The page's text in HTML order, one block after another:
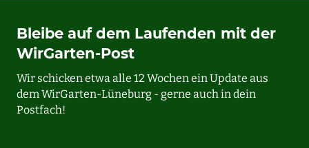
Bleibe auf dem Laufenden mit der
WirGarten-Post
Wir schicken etwa alle 12 Wochen ein Update aus
dem WirGarten-Lüneburg - gerne auch in dein
Postfach!